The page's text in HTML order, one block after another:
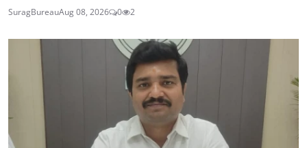
SuragBureauAug 08, 2026 0 2